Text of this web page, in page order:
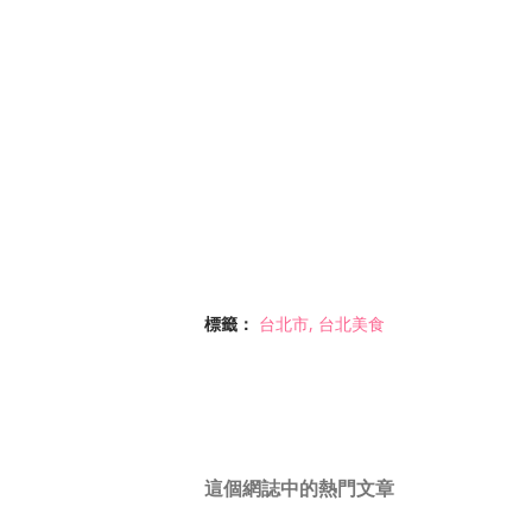
標籤： 台北市 台北美食
這個網誌中的熱門文章